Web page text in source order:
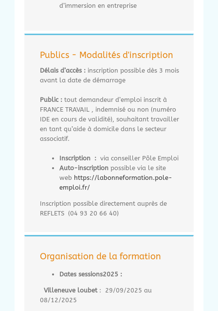
d’immersion en entreprise
Publics - Modalités d'inscription
Délais d’accès : inscription possible dès 3 mois
avant la date de démarrage
Public : tout demandeur d’emploi inscrit à
FRANCE TRAVAIL , indemnisé ou non (numéro
IDE en cours de validité), souhaitant travailler
en tant qu’aide à domicile dans le secteur
associatif.
Inscription : via conseiller Pôle Emploi
Auto-inscription possible via le site
web https://labonneformation.pole-
emploi.fr/
Inscription possible directement auprès de
REFLETS (04 93 20 66 40)
Organisation de la formation
Dates sessions2025 :
Villeneuve loubet : 29/09/2025 au
08/12/2025